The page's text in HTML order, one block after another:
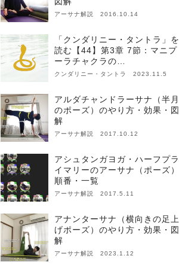
アーサナ解説 2016.10.14
「クンダリニー・タントラ」を
読む【44】第3章 7節：マニプ
ーラチャクラの…
クンダリニー・タントラ 2023.11.5
アルダチャンドラーサナ（半月
のポーズ）のやり方・効果・図
解
アーサナ解説 2017.10.12
アシュタンガヨガ・ハーフプラ
イマリーのアーサナ（ポーズ）
順番・一覧
アーサナ解説 2017.5.11
アナンターサナ（横向きの足上
げポーズ）のやり方・効果・図
解
アーサナ解説 2023.1.12